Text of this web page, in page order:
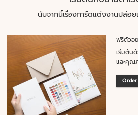
นับจากนี้เรื่องการ์ดแต่งงานปล่อย
ฟรีตัวอ
เริ่มต้น
และคุณ
Order